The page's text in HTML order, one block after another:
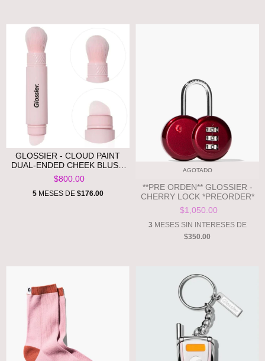
GLOSSIER - CLOUD PAINT
DUAL-ENDED CHEEK BLUSH
BRUSH**PRE ORDEN**
$800.00
5MESES DE $176.00
AGOTADO
**PRE ORDEN** GLOSSIER -
CHERRY LOCK *PREORDER*
$1,050.00
3 MESES SIN INTERESES DE
$350.00